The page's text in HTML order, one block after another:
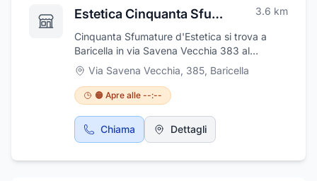
Estetica Cinquanta Sfumature D'Estetica 3.6 km
Cinquanta Sfumature d'Estetica si trova a
Baricella in via Savena Vecchia 383 al
num.3337316885.Il Centro Estetico offre alla
propria clientela Trattamenti per il Corpo e
viso-Massaggi con Oli Essenziali-Trattamenti
anticellulite-Fanghi -Epilazione Laser e tanti
altri servizi. Personale Altamente Qualificato a
Vostra Completa disposizione.Per maggiori
ELISABETTA CINQUANTA SFUMATURE.
Via Savena Vecchia, 385, Baricella
🟠 Apre alle --:--
Chiama Dettagli